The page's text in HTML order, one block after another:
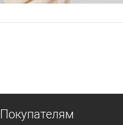
Покупателям